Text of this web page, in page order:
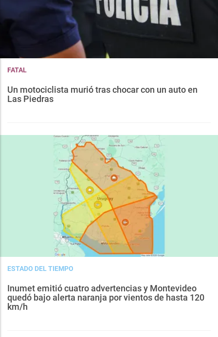
FATAL
Un motociclista murió tras chocar con un auto en
Las Piedras
ESTADO DEL TIEMPO
Inumet emitió cuatro advertencias y Montevideo
quedó bajo alerta naranja por vientos de hasta 120
km/h